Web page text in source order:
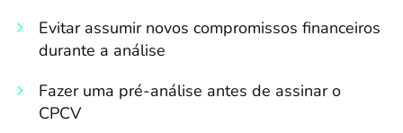
Evitar assumir novos compromissos financeiros
durante a análise
Fazer uma pré-análise antes de assinar o
CPCV